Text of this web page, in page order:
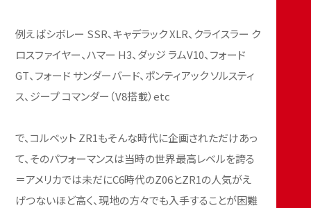
例えばシボレー SSR、キャデラック XLR、クライスラー ク
ロスファイヤー、ハマー H3、ダッジ ラムV10、フォード
GT、フォード サンダーバード、ポンティアック ソルスティ
ス、ジープ コマンダー（V8搭載）etc
で、コルベット ZR1もそんな時代に企画されただけあっ
て、そのパフォーマンスは当時の世界最高レベルを誇る
＝アメリカでは未だにC6時代のZ06とZR1の人気がえ
げつないほど高く、現地の方々でも入手することが困難